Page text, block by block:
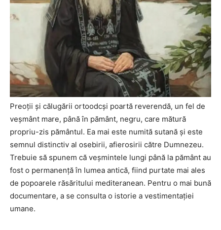
Preoţii şi călugării ortoodcşi poartă reverendă, un fel de
veşmânt mare, până în pământ, negru, care mătură
propriu-zis pământul. Ea mai este numită sutană şi este
semnul distinctiv al osebirii, afierosirii către Dumnezeu.
Trebuie să spunem că veşmintele lungi până la pământ au
fost o permanenţă în lumea antică, fiind purtate mai ales
de popoarele răsăritului mediteranean. Pentru o mai bună
documentare, a se consulta o istorie a vestimentaţiei
umane.